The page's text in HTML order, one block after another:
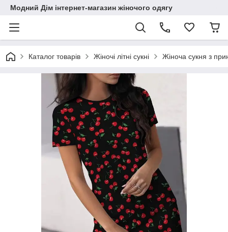
Модний Дім інтернет-магазин жіночого одягу
Каталог товарів Жіночі літні сукні Жіноча сукня з